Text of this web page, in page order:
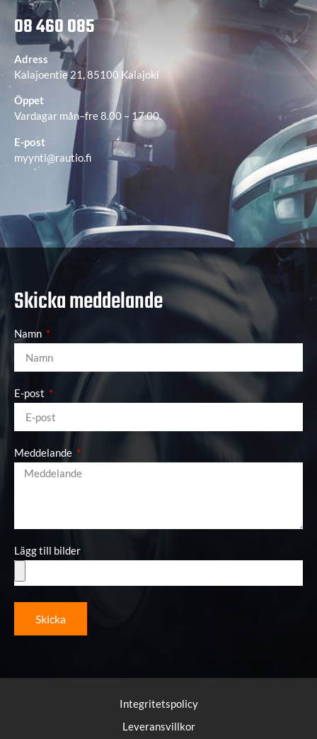
08 460 085
Adress
Kalajoentie 21, 85100 Kalajoki
Öppet
Vardagar mån–fre 8.00 – 17.00
E-post
myynti@rautio.fi
Skicka meddelande
Namn
E-post
Meddelande
Lägg till bilder
Skicka
Integritetspolicy
Leveransvillkor